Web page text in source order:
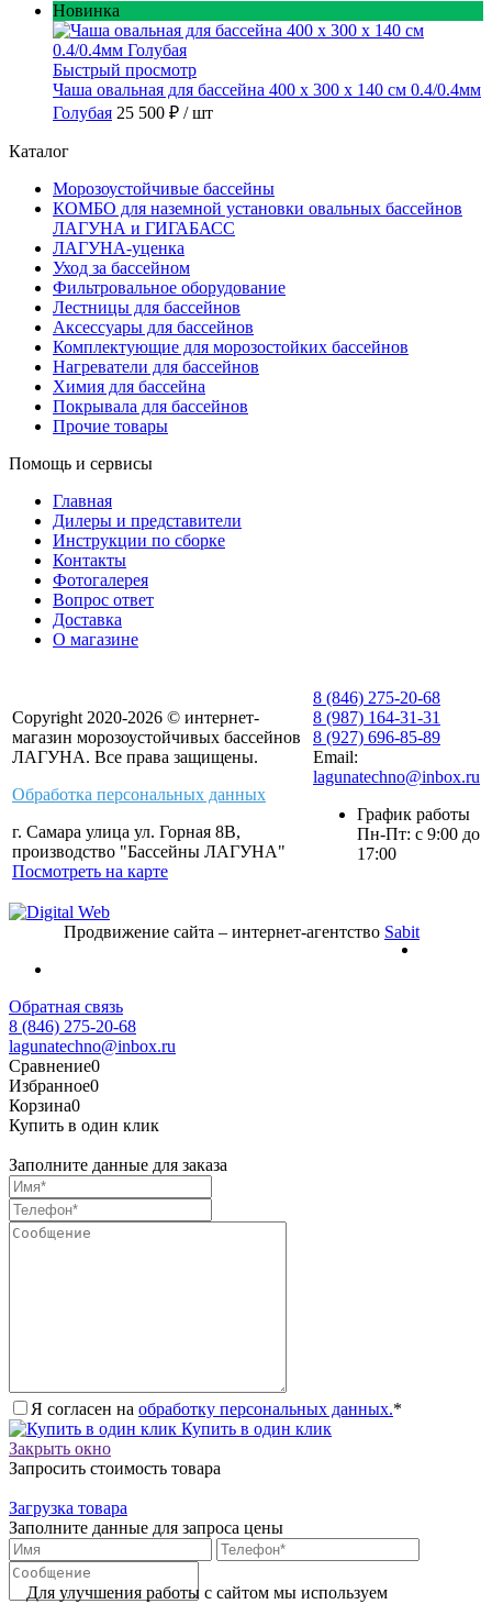
Новинка
Быстрый просмотр
Чаша овальная для бассейна 400 х 300 х 140 см 0.4/0.4мм
Голубая 25 500 ₽ / шт
Каталог
Морозоустойчивые бассейны
КОМБО для наземной установки овальных бассейнов
ЛАГУНА и ГИГАБАСС
ЛАГУНА-уценка
Уход за бассейном
Фильтровальное оборудование
Лестницы для бассейнов
Аксессуары для бассейнов
Комплектующие для морозостойких бассейнов
Нагреватели для бассейнов
Химия для бассейна
Покрывала для бассейнов
Прочие товары
Помощь и сервисы
Главная
Дилеры и представители
Инструкции по сборке
Контакты
Фотогалерея
Вопрос ответ
Доставка
О магазине
Copyright 2020-2026 © интернет-
магазин морозоустойчивых бассейнов
ЛАГУНА. Все права защищены.
Обработка персональных данных
г. Самара улица ул. Горная 8В,
производство "Бассейны ЛАГУНА"
Посмотреть на карте
8 (846) 275-20-68
8 (987) 164-31-31
8 (927) 696-85-89
Email:
lagunatechno@inbox.ru
График работы
Пн-Пт: с 9:00 до
17:00
Продвижение сайта – интернет-агентство Sabit
Обратная связь
8 (846) 275-20-68
lagunatechno@inbox.ru
Сравнение0
Избранное0
Корзина0
Купить в один клик
Заполните данные для заказа
Я согласен на обработку персональных данных.*
Купить в один клик
Закрыть окно
Запросить стоимость товара
Загрузка товара
Заполните данные для запроса цены
Для улучшения работы с сайтом мы используем